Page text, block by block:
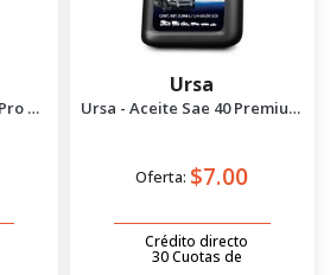
DS
Ursa
Ursa - Aceite Sae 40 Premium
Oferta: $7.00
Crédito directo
30Cuotas de